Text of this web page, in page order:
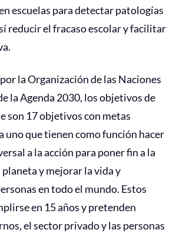
escuelas para detectar patologías
reducir el fracaso escolar y facilitar
la Organización de las Naciones
la Agenda 2030, los objetivos de
son 17 objetivos con metas
uno que tienen como función hacer
a la acción para poner fin a la
y mejorar la vida y
en todo el mundo. Estos
en 15 años y pretenden
el sector privado y las personas